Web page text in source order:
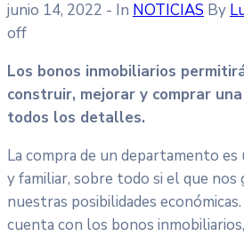
junio 14, 2022 - In NOTICIAS By
off
Los bonos inmobiliarios
construir, mejorar y comprar
todos los detalles.
La compra de un departamento
y familiar, sobre todo si el que nos
nuestras posibilidades
cuenta con los bonos